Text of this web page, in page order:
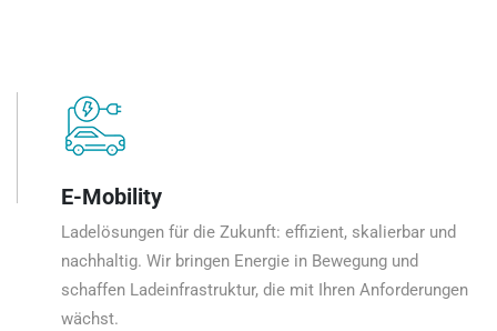
E-Mobility
Ladelösungen für die Zukunft: effizient, skalierbar und
nachhaltig. Wir bringen Energie in Bewegung und
schaffen Ladeinfrastruktur, die mit Ihren Anforderungen
wächst.